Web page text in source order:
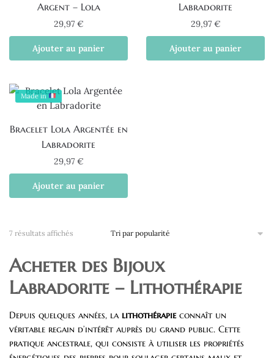
Argent – Lola
29,97€
Ajouter au panier
Labradorite
29,97€
Ajouter au panier
Made in
Bracelet Lola Argentée en
Labradorite
29,97€
Ajouter au panier
7 résultats affichés
Acheter des Bijoux
Labradorite – Lithothérapie
Depuis quelques années, la lithothérapieconnaît un
véritable regain d’intérêt auprès du grand public. Cette
pratique ancestrale, qui consiste à utiliser les propriétés